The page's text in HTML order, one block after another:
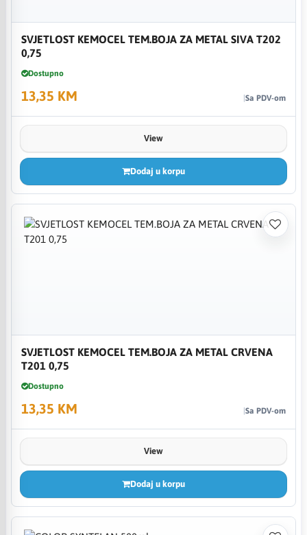
SVJETLOST KEMOCEL TEM.BOJA ZA METAL SIVA T202
0,75
Dostupno
13,35 KM Sa PDV-om
View
Dodaj u korpu
SVJETLOST KEMOCEL TEM.BOJA ZA METAL CRVENA
T201 0,75
Dostupno
13,35 KM Sa PDV-om
View
Dodaj u korpu